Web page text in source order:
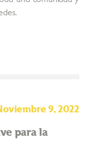
9, 2022
para la